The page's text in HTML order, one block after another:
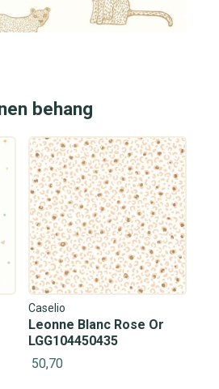
behang
Caselio
Leonne Blanc Rose Or
LGG104450435
50,70